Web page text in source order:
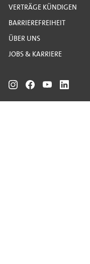
VERTRÄGE KÜNDIGEN
BARRIEREFREIHEIT
ÜBER UNS
JOBS & KARRIERE